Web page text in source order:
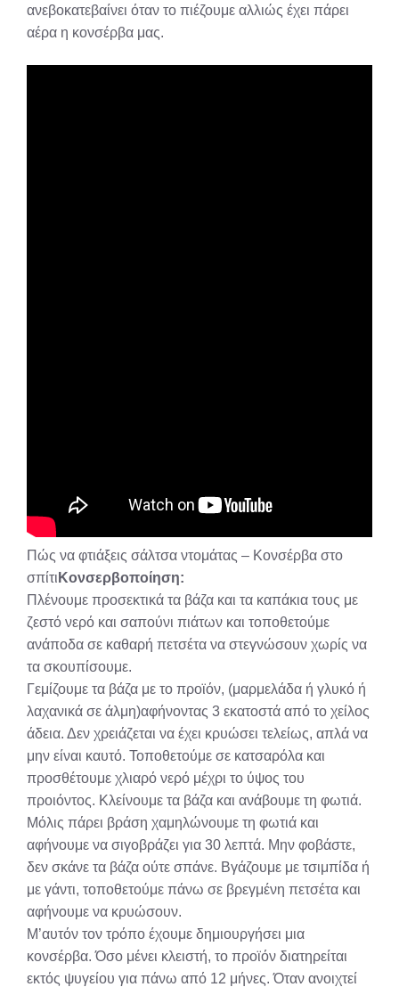
ανεβοκατεβαίνει όταν το πιέζουμε αλλιώς έχει πάρει
αέρα η κονσέρβα μας.
Πώς να φτιάξεις σάλτσα ντομάτας – Κονσέρβα στο
σπίτι Κονσερβοποίηση:
Πλένουμε προσεκτικά τα βάζα και τα καπάκια τους με
ζεστό νερό και σαπούνι πιάτων και τοποθετούμε
ανάποδα σε καθαρή πετσέτα να στεγνώσουν χωρίς να
τα σκουπίσουμε.
Γεμίζουμε τα βάζα με το προϊόν, (μαρμελάδα ή γλυκό ή
λαχανικά σε άλμη)αφήνοντας 3 εκατοστά από το χείλος
άδεια. Δεν χρειάζεται να έχει κρυώσει τελείως, απλά να
μην είναι καυτό. Τοποθετούμε σε κατσαρόλα και
προσθέτουμε χλιαρό νερό μέχρι το ύψος του
προιόντος. Κλείνουμε τα βάζα και ανάβουμε τη φωτιά.
Μόλις πάρει βράση χαμηλώνουμε τη φωτιά και
αφήνουμε να σιγοβράζει για 30 λεπτά. Μην φοβάστε,
δεν σκάνε τα βάζα ούτε σπάνε. Βγάζουμε με τσιμπίδα ή
με γάντι, τοποθετούμε πάνω σε βρεγμένη πετσέτα και
αφήνουμε να κρυώσουν.
Μ’αυτόν τον τρόπο έχουμε δημιουργήσει μια
κονσέρβα. Όσο μένει κλειστή, το προϊόν διατηρείται
εκτός ψυγείου για πάνω από 12 μήνες. Όταν ανοιχτεί